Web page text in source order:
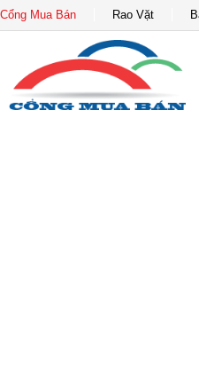
Cổng Mua Bán Rao Vặt